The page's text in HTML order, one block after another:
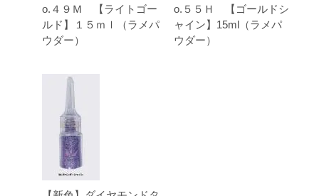
o.４９Ｍ 【ライトゴー
ルド】１５ｍｌ（ラメパ
ウダー）
o.５５Ｈ 【ゴールドシ
ャイン】15ml（ラメパ
ウダー）